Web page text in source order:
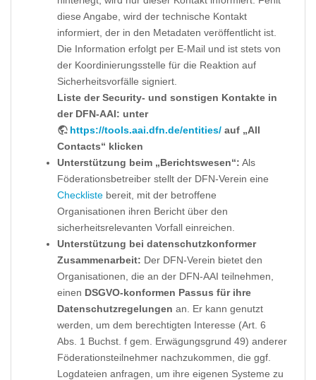
diese Angabe, wird der technische Kontakt
informiert, der in den Metadaten veröffentlicht ist.
Die Information erfolgt per E-Mail und ist stets von
der Koordinierungsstelle für die Reaktion auf
Sicherheitsvorfälle signiert.
Liste der Security- und sonstigen Kontakte in
der DFN-AAI: unter
https://tools.aai.dfn.de/entities/ auf „All
Contacts“ klicken
Unterstützung beim „Berichtswesen“: Als
Föderationsbetreiber stellt der DFN-Verein eine
Checkliste bereit, mit der betroffene
Organisationen ihren Bericht über den
sicherheitsrelevanten Vorfall einreichen.
Unterstützung bei datenschutzkonformer
Zusammenarbeit: Der DFN-Verein bietet den
Organisationen, die an der DFN-AAI teilnehmen,
einen DSGVO-konformen Passus für ihre
Datenschutzregelungen an. Er kann genutzt
werden, um dem berechtigten Interesse (Art. 6
Abs. 1 Buchst. f gem. Erwägungsgrund 49) anderer
Föderationsteilnehmer nachzukommen, die ggf.
Logdateien anfragen, um ihre eigenen Systeme zu